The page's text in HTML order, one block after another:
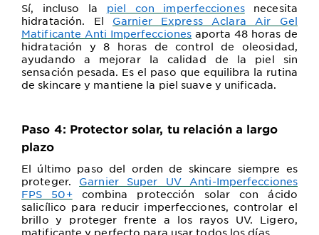
Sí, incluso la piel con imperfeccionesnecesita
hidratación. El Garnier Express Aclara Air Gel
Matificante Anti Imperfecciones aporta 48 horas de
hidratación y 8 horas de control de oleosidad,
ayudando a mejorar la calidad de la piel sin
sensación pesada. Es el paso que equilibra la rutina
de skincare y mantiene la piel suave y unificada.
Paso 4: Protector solar, tu relación a largo
plazo
El último paso del orden de skincare siempre es
proteger. Garnier Super UV Anti-Imperfecciones
FPS 50+combina protección solar con ácido
salicílico para reducir imperfecciones, controlar el
brillo y proteger frente a los rayos UV. Ligero,